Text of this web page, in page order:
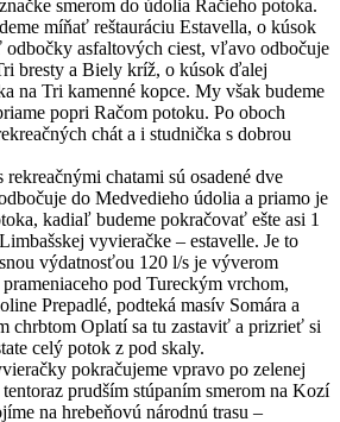
smerom do údolia Račieho potoka.
míňať reštauráciu Estavella, o kúsok
odbočky asfaltových ciest, vľavo odbočuje
bresty a Biely kríž, o kúsok ďalej
na Tri kamenné kopce. My však budeme
popri Račom potoku. Po oboch
chát a i studnička s dobrou
chatami sú osadené dve
do Medvedieho údolia a priamo je
kadiaľ budeme pokračovať ešte asi 1
vyvieračke – estavelle. Je to
výdatnosťou 120 l/s je výverom
pod Tureckým vrchom,
Prepadlé, podteká masív Somára a
chrbtom Oplatí sa tu zastaviť a prizrieť si
celý potok z pod skaly.
pokračujeme vpravo po zelenej
prudším stúpaním smerom na Kozí
na hrebeňovú národnú trasu –